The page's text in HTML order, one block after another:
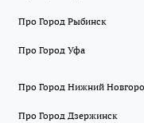
Про Город Рыбинск
Про Город Уфа
Про Город Нижний
Про Город Дзержинск